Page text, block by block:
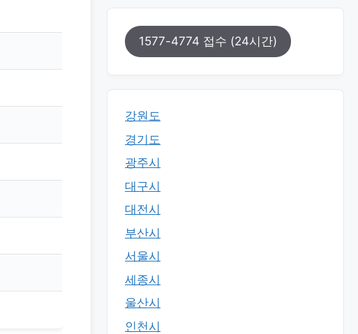
1577-4774 접수 (24시간)
강원도
경기도
광주시
대구시
대전시
부산시
서울시
세종시
울산시
인천시